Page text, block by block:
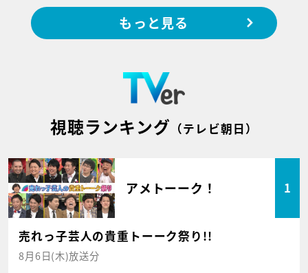
もっと見る
視聴ランキング （テレビ朝日）
アメトーーク！ 1
売れっ子芸人の貴重トーーク祭り!!
8月6日(木)放送分